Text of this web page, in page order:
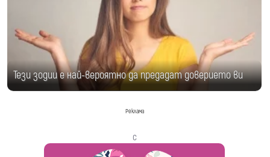
Тези зодии е най-вероятно да предадат доверието ви
Реклама
с